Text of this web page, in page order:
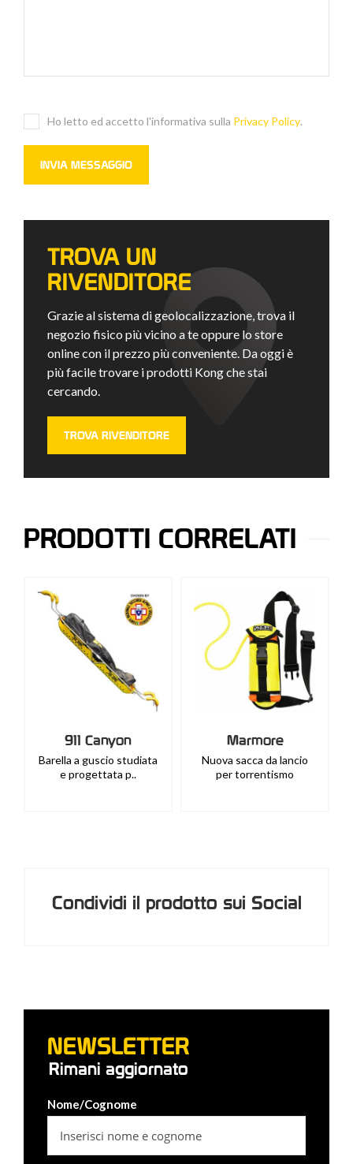
Ho letto ed accetto l'informativa sulla Privacy Policy.
TROVA UN
RIVENDITORE
Grazie al sistema di geolocalizzazione, trova il
negozio fisico più vicino a te oppure lo store
online con il prezzo più conveniente. Da oggi è
più facile trovare i prodotti Kong che stai
cercando.
TROVA RIVENDITORE
PRODOTTI CORRELATI
911 Canyon
Barella a guscio studiata
e progettata p..
Marmore
Nuova sacca da lancio
per torrentismo
Condividi il prodotto sui Social
NEWSLETTER
Rimani aggiornato
Nome/Cognome